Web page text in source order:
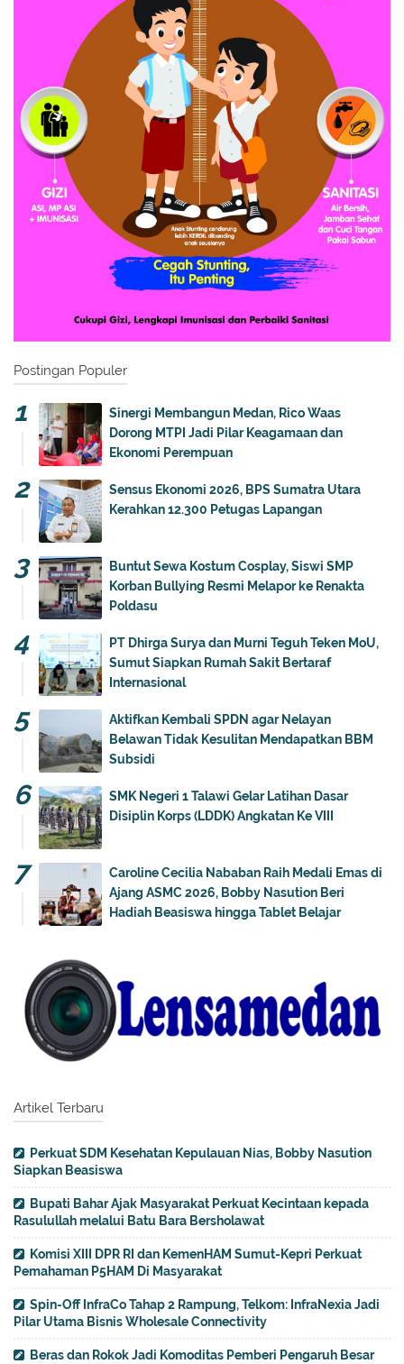
Postingan Populer
Sinergi Membangun Medan, Rico Waas
Dorong MTPI Jadi Pilar Keagamaan dan
Ekonomi Perempuan
Sensus Ekonomi 2026, BPS Sumatra Utara
Kerahkan 12.300 Petugas Lapangan
Buntut Sewa Kostum Cosplay, Siswi SMP
Korban Bullying Resmi Melapor ke Renakta
Poldasu
PT Dhirga Surya dan Murni Teguh Teken MoU,
Sumut Siapkan Rumah Sakit Bertaraf
Internasional
Aktifkan Kembali SPDN agar Nelayan
Belawan Tidak Kesulitan Mendapatkan BBM
Subsidi
SMK Negeri 1 Talawi Gelar Latihan Dasar
Disiplin Korps (LDDK) Angkatan Ke VIII
Caroline Cecilia Nababan Raih Medali Emas di
Ajang ASMC 2026, Bobby Nasution Beri
Hadiah Beasiswa hingga Tablet Belajar
Artikel Terbaru
Perkuat SDM Kesehatan Kepulauan Nias, Bobby Nasution
Siapkan Beasiswa
Bupati Bahar Ajak Masyarakat Perkuat Kecintaan kepada
Rasulullah melalui Batu Bara Bersholawat
Komisi XIII DPR RI dan KemenHAM Sumut-Kepri Perkuat
Pemahaman P5HAM Di Masyarakat
Spin-Off InfraCo Tahap 2 Rampung, Telkom: InfraNexia Jadi
Pilar Utama Bisnis Wholesale Connectivity
Beras dan Rokok Jadi Komoditas Pemberi Pengaruh Besar